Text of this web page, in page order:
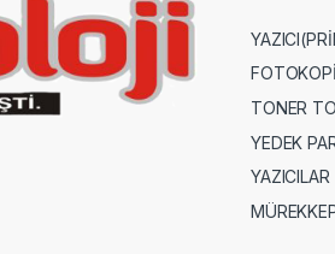
TONER
YEDEK
YAZICILAR